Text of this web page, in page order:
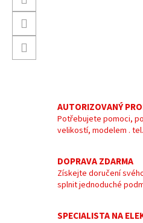
AUTORIZOVANÝ
Potřebujete pomoci,
velikostí, modelem . tel.
DOPRAVA ZDARMA
Získejte doručení
splnit jednoduché
SPECIALISTA NA